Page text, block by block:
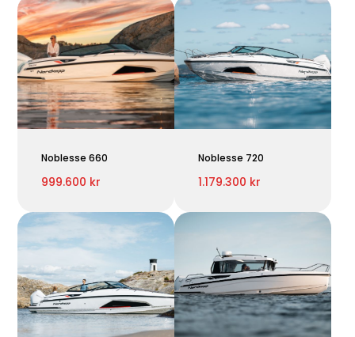
Noblesse 660
999.600 kr
Noblesse 720
1.179.300 kr